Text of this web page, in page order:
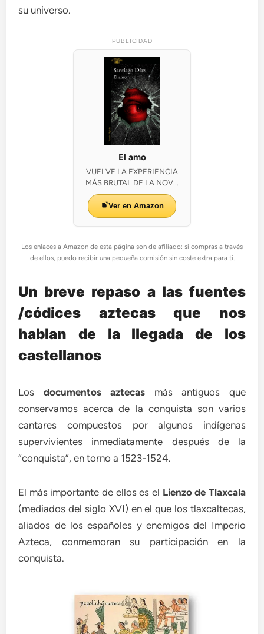
su universo.
PUBLICIDAD
El amo
VUELVE LA EXPERIENCIA
MÁS BRUTAL DE LA NOV...
Ver en Amazon
Los enlaces a Amazon de esta página son de afiliado: si compras a través
de ellos, puedo recibir una pequeña comisión sin coste extra para ti.
Un breve repaso a las fuentes
/códices aztecas que nos
hablan de la llegada de los
castellanos
Los documentos aztecas más antiguos que
conservamos acerca de la conquista son varios
cantares compuestos por algunos indígenas
supervivientes inmediatamente después de la
“conquista”, en torno a 1523-1524.
El más importante de ellos es el Lienzo de Tlaxcala
(mediados del siglo XVI) en el que los tlaxcaltecas,
aliados de los españoles y enemigos del Imperio
Azteca, conmemoran su participación en la
conquista.